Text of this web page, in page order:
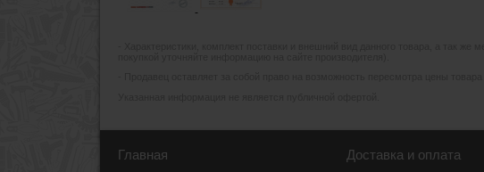
Главная Доставка и оплата